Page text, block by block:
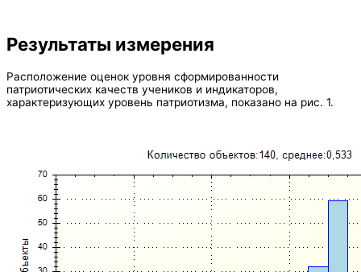
Результаты измерения
Расположение оценок уровня сформированности
патриотических качеств учеников и индикаторов,
характеризующих уровень патриотизма, показано на рис. 1.